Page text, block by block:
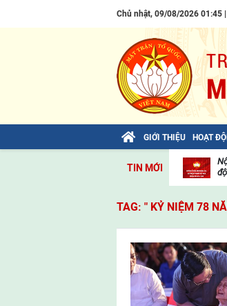
Chủ nhật, 09/08/2026 01:45
GIỚI THIỆU HOẠT
TIN MỚI
Bài viết của Tổng Bí thư Tô Lâm: TIẾN
viện
TAG: " KỶ NIỆM 78